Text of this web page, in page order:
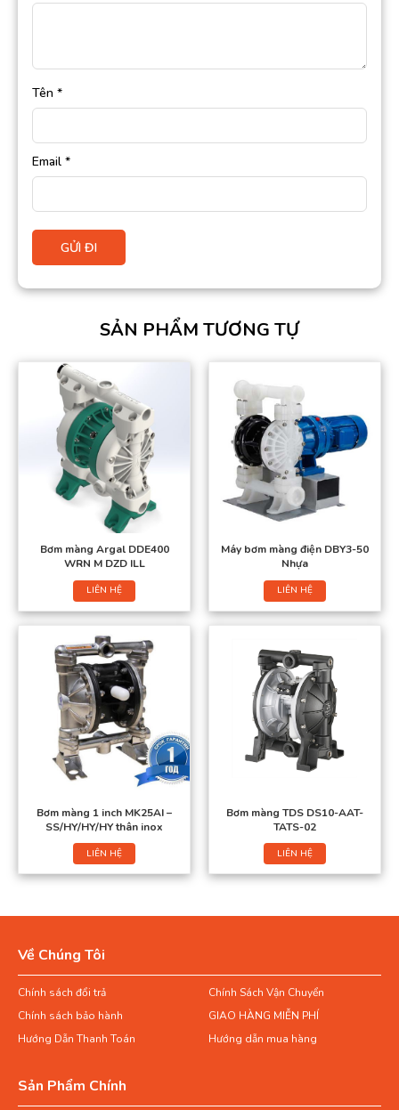
Tên *
Email *
SẢN PHẨM TƯƠNG TỰ
Bơm màng Argal DDE400
WRN M DZD ILL
LIÊN HỆ
Máy bơm màng điện DBY3-50
Nhựa
LIÊN HỆ
Bơm màng 1 inch MK25AI –
SS/HY/HY/HY thân inox
LIÊN HỆ
Bơm màng TDS DS10-AAT-
TATS-02
LIÊN HỆ
Về Chúng Tôi
Chính sách đổi trả
Chính Sách Vận Chuyển
Chính sách bảo hành
GIAO HÀNG MIỄN PHÍ
Hướng Dẫn Thanh Toán
Hướng dẫn mua hàng
Sản Phẩm Chính